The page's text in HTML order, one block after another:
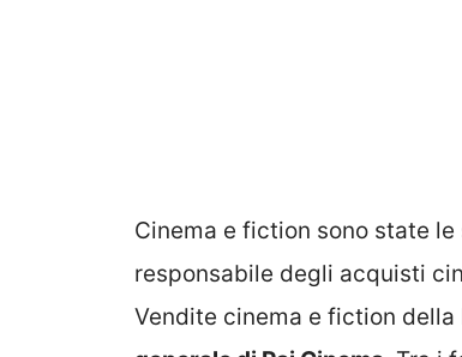
Cinema e fiction sono state
responsabile degli acquisti
Vendite cinema e fiction